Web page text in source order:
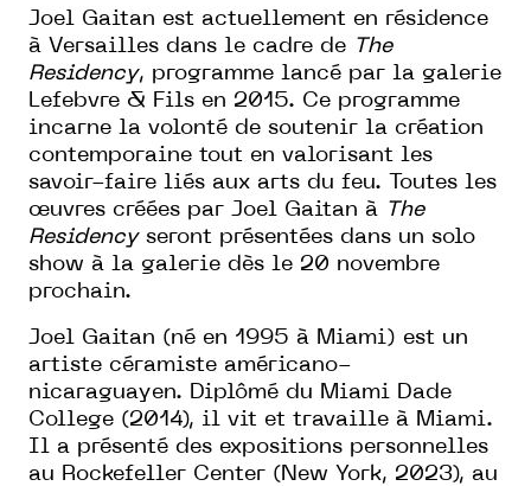
Joel Gaitan est actuellement en résidence
à Versailles dans le cadre de
The
Residency, programme lancé par la galerie
Lefebvre & Fils en 2015. Ce programme
incarne la volonté de soutenir la création
contemporaine tout en valorisant les
savoir-faire liés aux arts du feu. Toutes les
œuvres créées par Joel Gaitan à
The
Residencyseront présentées dans un solo
show à la galerie dès le 20 novembre
prochain.
Joel Gaitan (né en 1995 à Miami) est un
artiste céramiste américano-
nicaraguayen. Diplômé du Miami Dade
College (2014), il vit et travaille à Miami.
Il a présenté des expositions personnelles
au Rockefeller Center (New York, 2023), au